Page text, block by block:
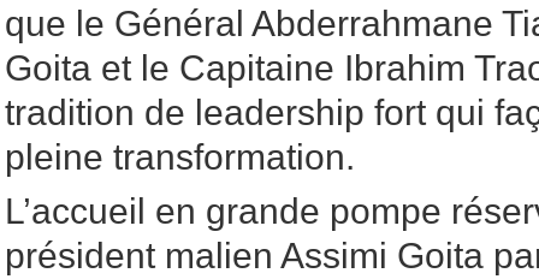
que le Général Abderrahmane
Goita et le Capitaine Ibrahim
tradition de leadership fort qui
pleine transformation.
L’accueil en grande pompe
président malien Assimi Goita